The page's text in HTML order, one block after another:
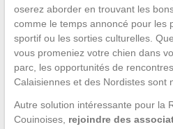
oserez aborder en trouvant les
comme le temps annoncé pour les
sportif ou les sorties culturelles.
vous promeniez votre chien dans
parc, les opportunités de
Calaisiennes et des Nordistes sont
Autre solution intéressante pour la
Couinoises, rejoindre des